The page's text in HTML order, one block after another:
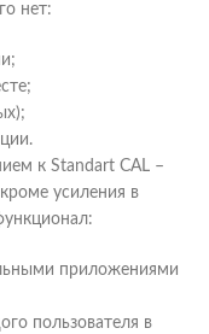
нет:
к Standart CAL –
усиления в
приложениями
пользователя в